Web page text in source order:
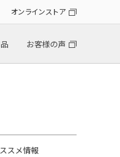
オンラインストア
お客様の声
スメ情報